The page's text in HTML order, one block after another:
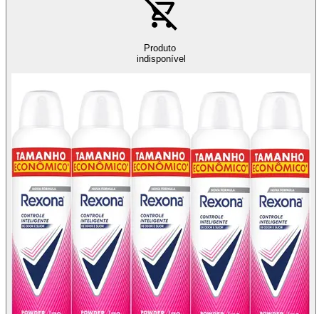
Produto
indisponível